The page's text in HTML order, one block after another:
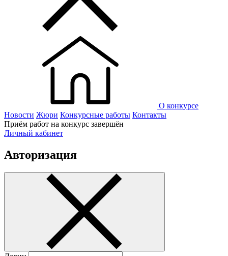
О конкурсе
Новости Жюри Конкурсные работы Контакты
Приём работ на конкурс завершён
Личный кабинет
Авторизация